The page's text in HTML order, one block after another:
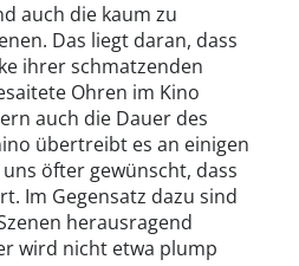
auch die kaum zu
Das liegt daran, dass
ihrer schmatzenden
Ohren im Kino
auch die Dauer des
übertreibt es an einigen
öfter gewünscht, dass
Im Gegensatz dazu sind
herausragend
wird nicht etwa plump